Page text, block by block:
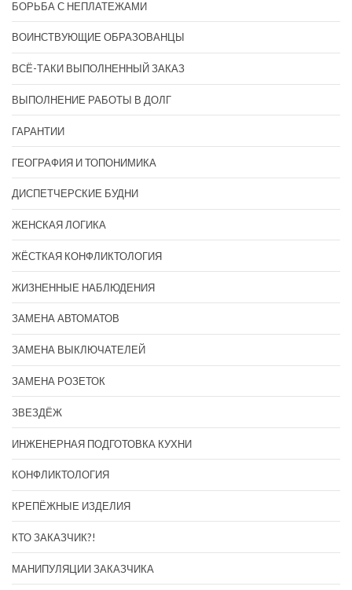
БОРЬБА С НЕПЛАТЕЖАМИ
ВОИНСТВУЮЩИЕ ОБРАЗОВАНЦЫ
ВСЁ-ТАКИ ВЫПОЛНЕННЫЙ ЗАКАЗ
ВЫПОЛНЕНИЕ РАБОТЫ В ДОЛГ
ГАРАНТИИ
ГЕОГРАФИЯ И ТОПОНИМИКА
ДИСПЕТЧЕРСКИЕ БУДНИ
ЖЕНСКАЯ ЛОГИКА
ЖЁСТКАЯ КОНФЛИКТОЛОГИЯ
ЖИЗНЕННЫЕ НАБЛЮДЕНИЯ
ЗАМЕНА АВТОМАТОВ
ЗАМЕНА ВЫКЛЮЧАТЕЛЕЙ
ЗАМЕНА РОЗЕТОК
ЗВЕЗДЁЖ
ИНЖЕНЕРНАЯ ПОДГОТОВКА КУХНИ
КОНФЛИКТОЛОГИЯ
КРЕПЁЖНЫЕ ИЗДЕЛИЯ
КТО ЗАКАЗЧИК?!
МАНИПУЛЯЦИИ ЗАКАЗЧИКА